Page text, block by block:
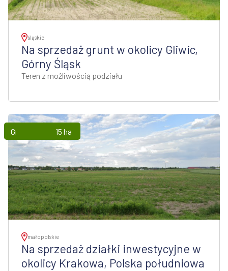
śląskie
Na sprzedaż grunt w okolicy Gliwic,
Górny Śląsk
Teren z możliwością podziału
Grunty 15 ha
małopolskie
Na sprzedaż działki inwestycyjne w
okolicy Krakowa, Polska południowa